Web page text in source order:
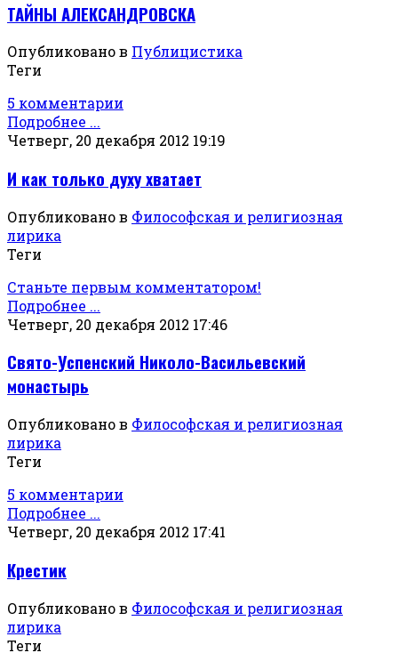
ТАЙНЫ АЛЕКСАНДРОВСКА
Опубликовано в Публицистика
Теги
5 комментарии
Подробнее ...
Четверг, 20 декабря 2012 19:19
И как только духу хватает
Опубликовано в Философская и религиозная
лирика
Теги
Станьте первым комментатором!
Подробнее ...
Четверг, 20 декабря 2012 17:46
Свято-Успенский Николо-Васильевский
монастырь
Опубликовано в Философская и религиозная
лирика
Теги
5 комментарии
Подробнее ...
Четверг, 20 декабря 2012 17:41
Крестик
Опубликовано в Философская и религиозная
лирика
Теги